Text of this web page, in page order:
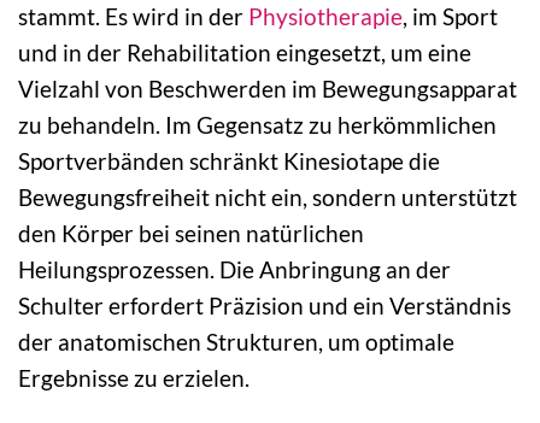
stammt. Es wird in der Physiotherapie, im Sport
und in der Rehabilitation eingesetzt, um eine
Vielzahl von Beschwerden im Bewegungsapparat
zu behandeln. Im Gegensatz zu herkömmlichen
Sportverbänden schränkt Kinesiotape die
Bewegungsfreiheit nicht ein, sondern unterstützt
den Körper bei seinen natürlichen
Heilungsprozessen. Die Anbringung an der
Schulter erfordert Präzision und ein Verständnis
der anatomischen Strukturen, um optimale
Ergebnisse zu erzielen.